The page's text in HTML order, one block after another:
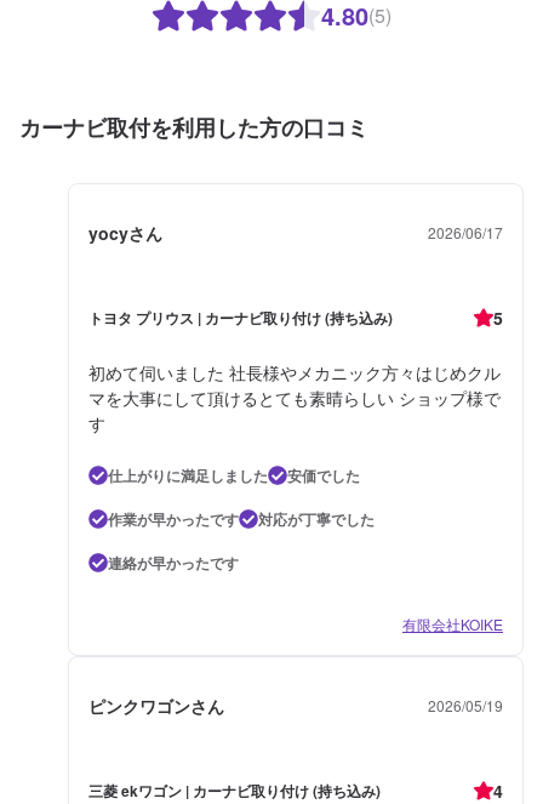
4.80(5)
カーナビ取付を利用した方の口コミ
yocyさん 2026/06/17
トヨタ プリウス | カーナビ取り付け (持ち込み) 5
初めて伺いました 社長様やメカニック方々はじめクル
マを大事にして頂けるとても素晴らしい ショップ様で
す
仕上がりに満足しました
安価でした
作業が早かったです
対応が丁寧でした
連絡が早かったです
有限会社KOIKE
ピンクワゴンさん 2026/05/19
三菱 ekワゴン | カーナビ取り付け (持ち込み) 4